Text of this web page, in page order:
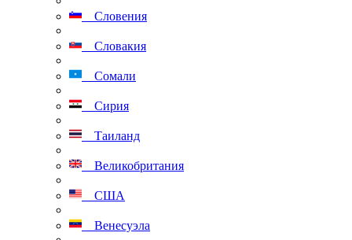
Словения
Словакия
Сомали
Сирия
Таиланд
Великобритания
США
Венесуэла